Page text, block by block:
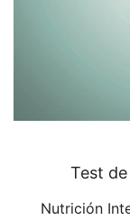
Test
Nutrición